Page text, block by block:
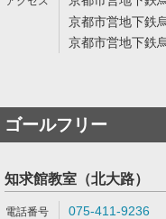
京都市営地下鉄
京都市営地下鉄
ゴールフリー
知求館教室（北大路）
075-411-9236